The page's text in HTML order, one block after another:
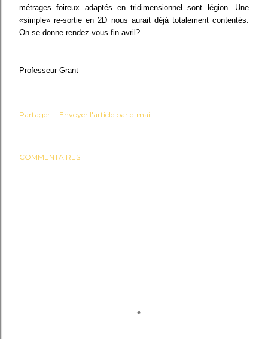
métrages foireux adaptés en tridimensionnel sont légion. Une
«simple» re-sortie en 2D nous aurait déjà totalement contentés.
On se donne rendez-vous fin avril?
Professeur Grant
Partager Envoyer l'article par e-mail
COMMENTAIRES